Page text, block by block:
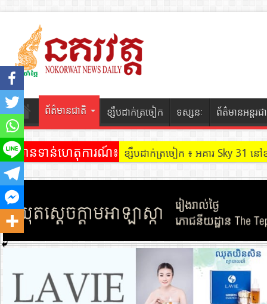
ព័ត៌មានជាតិ ខ្សឹបដាក់ត្រចៀក ទស្សនៈ ព័ត៌មានអន្តរជ
ព័ត៌មានទាន់ហេតុការណ៍៖ ខ្សឹបដាក់ត្រចៀក ៖ អគារ Sky 31
ខ្សឹបដាក់ត្រចៀក ៖ ដល់ករ ! ឈ្មួញដឹក